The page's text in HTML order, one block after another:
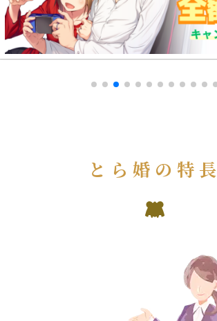
とら婚の特長